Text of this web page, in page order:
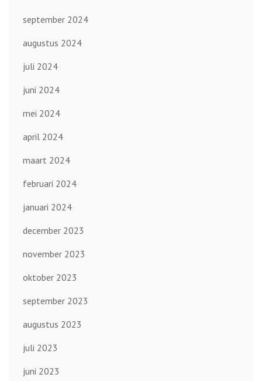
september 2024
augustus 2024
juli 2024
juni 2024
mei 2024
april 2024
maart 2024
februari 2024
januari 2024
december 2023
november 2023
oktober 2023
september 2023
augustus 2023
juli 2023
juni 2023